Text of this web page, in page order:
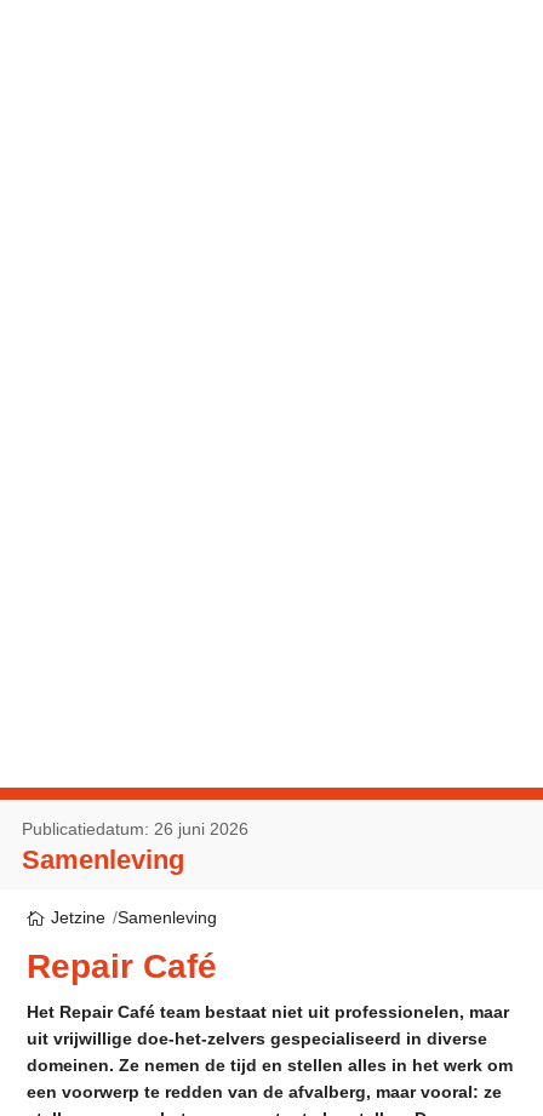
Samenleving
Publicatiedatum: 26 juni 2026
Jetzine Samenleving
Repair Café
Het Repair Café team bestaat niet uit professionelen, maar
uit vrijwillige doe-het-zelvers gespecialiseerd in diverse
domeinen. Ze nemen de tijd en stellen alles in het werk om
een voorwerp te redden van de afvalberg, maar vooral: ze